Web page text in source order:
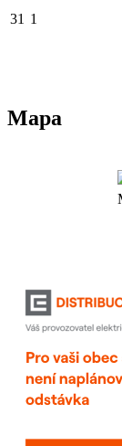
31 1
Mapa